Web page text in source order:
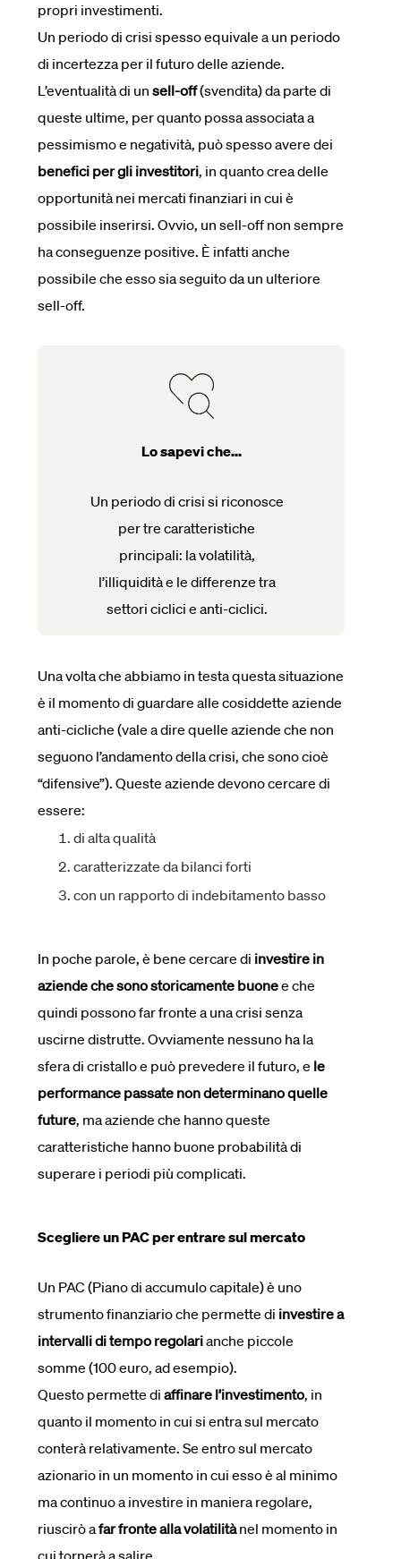
propri investimenti.
Un periodo di crisi spesso equivale a un periodo
di incertezza per il futuro delle aziende.
L’eventualità di unsell-off(svendita) da parte di
queste ultime, per quanto possa associata a
pessimismo e negatività, può spesso avere dei
benefici per gli investitori, in quanto crea delle
opportunità nei mercati finanziari in cui è
possibile inserirsi. Ovvio, un sell-off non sempre
ha conseguenze positive. È infatti anche
possibile che esso sia seguito da un ulteriore
sell-off.
Lo sapevi che...
Un periodo di crisi si riconosce
per tre caratteristiche
principali: la volatilità,
l’illiquidità e le differenze tra
settori ciclici e anti-ciclici.
Una volta che abbiamo in testa questa situazione
è il momento di guardare alle cosiddette aziende
anti-cicliche (vale a dire quelle aziende che non
seguono l’andamento della crisi, che sono cioè
“difensive”). Queste aziende devono cercare di
essere:
di alta qualità
caratterizzate da bilanci forti
con un rapporto di indebitamento basso
In poche parole, è bene cercare di investire in
aziende che sono storicamente buonee che
quindi possono far fronte a una crisi senza
uscirne distrutte. Ovviamente nessuno ha la
sfera di cristallo e può prevedere il futuro, e le
performance passate non determinano quelle
future, ma aziende che hanno queste
caratteristiche hanno buone probabilità di
superare i periodi più complicati.
Scegliere un PAC per entrare sul mercato
Un PAC (Piano di accumulo capitale) è uno
strumento finanziario che permette di investire a
intervalli di tempo regolarianche piccole
somme (100 euro, ad esempio).
Questo permette diaffinare l’investimento, in
quanto il momento in cui si entra sul mercato
conterà relativamente. Se entro sul mercato
azionario in un momento in cui esso è al minimo
ma continuo a investire in maniera regolare,
riuscirò afar fronte alla volatilitànel momento in
cui tornerà a salire.